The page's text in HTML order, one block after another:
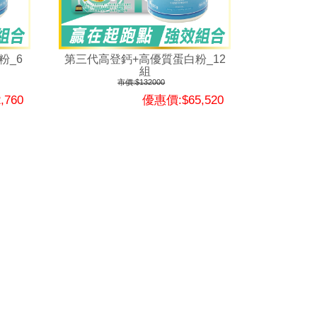
_6
第三代高登鈣+高優質蛋白粉_12
組
市價:$132000
優惠價:$65,520